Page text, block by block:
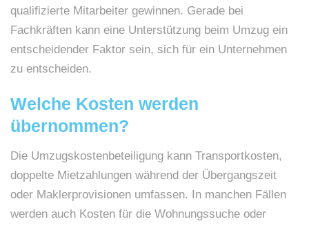
qualifizierte Mitarbeiter gewinnen. Gerade bei
Fachkräften kann eine Unterstützung beim Umzug ein
entscheidender Faktor sein, sich für ein Unternehmen
zu entscheiden.
Welche Kosten werden
übernommen?
Die Umzugskostenbeteiligung kann Transportkosten,
doppelte Mietzahlungen während der Übergangszeit
oder Maklerprovisionen umfassen. In manchen Fällen
werden auch Kosten für die Wohnungssuche oder